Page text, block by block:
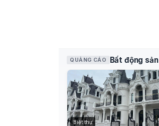
QUẢNG CÁO Bất động sản
Biệt thự